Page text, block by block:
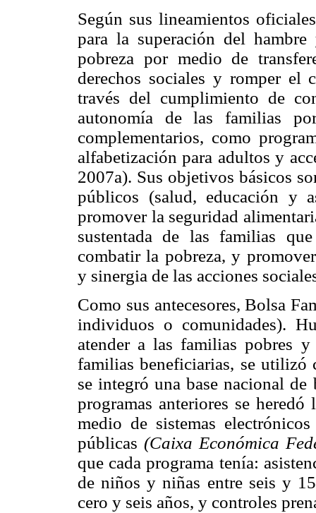
Según sus lineamientos
para la superación del
pobreza por medio de
derechos sociales y romper el
través del cumplimiento de
autonomía de las familias
complementarios, como
alfabetización para adultos y
2007a). Sus objetivos básicos
públicos (salud, educación y
promover la seguridad
sustentada de las familias
combatir la pobreza, y
y sinergia de las acciones
Como sus antecesores, Bolsa
individuos o comunidades).
atender a las familias pobres y
familias beneficiarias, se
se integró una base nacional
programas anteriores se
medio de sistemas
públicas(Caixa Económica
que cada programa tenía:
de niños y niñas entre seis y
cero y seis años, y controles